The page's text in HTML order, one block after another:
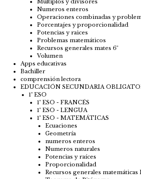
Múltiplos y divisores
Numeros enteros
Operaciones combinadas y
Porcentajes y proporcionalidad
Potencias y raices
Problemas matemáticos
Recursos generales mates 6º
Volumen
Apps educativas
Bachiller
comprensión lectora
EDUCACIÓN SECUNDARIA
1º ESO
1º ESO - FRANCÉS
1º ESO - LENGUA
1º ESO - MATEMÁTICAS
Ecuaciones
Geometría
numeros enteros
Numeros naturales
Potencias y raíces
Proporcionalidad
Recursos generales matemáticas